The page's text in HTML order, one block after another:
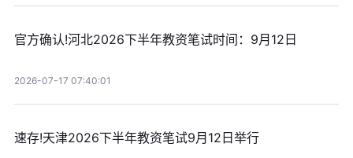
官方确认!河北2026下半年教资笔试时间：9月12日
2026-07-17 07:40:01
速存!天津2026下半年教资笔试9月12日举行